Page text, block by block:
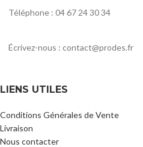
Téléphone : 04 67 24 30 34
Écrivez-nous : contact@prodes.fr
LIENS UTILES
Conditions Générales de Vente
Livraison
Nous contacter